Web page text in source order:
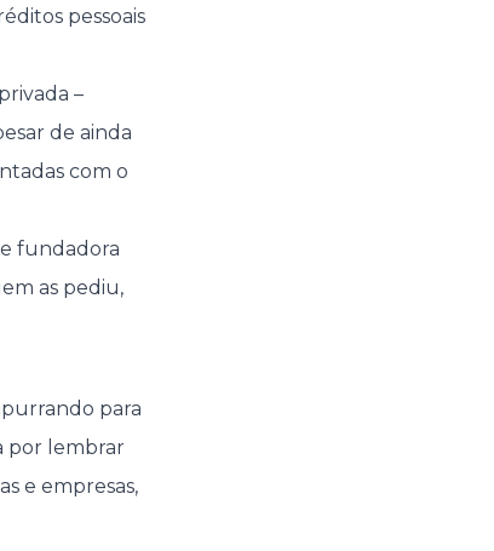
pessoais
–
de ainda
com o
e fundadora
as pediu,
para
por lembrar
e empresas,